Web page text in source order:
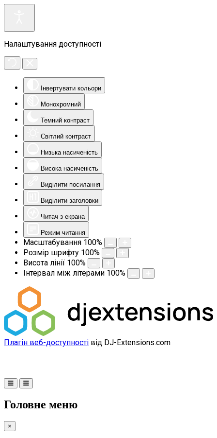
Налаштування доступності
Інвертувати кольори
Монохромний
Темний контраст
Світлий контраст
Низька насиченість
Висока насиченість
Виділити посилання
Виділити заголовки
Читач з екрана
Режим читання
Масштабування 100%
Розмір шрифту 100%
Висота лінії 100%
Інтервал між літерами 100%
Плагін веб-доступності від DJ-Extensions.com
Головне меню
×